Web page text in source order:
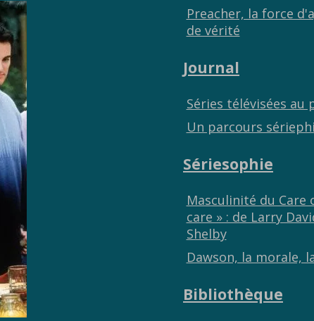
Preacher, la force
de vérité
Journal
Séries télévisées au
Un parcours
Sériesophie
Masculinité du Care
care » : de Larry
Shelby
Dawson, la morale,
Bibliothèque